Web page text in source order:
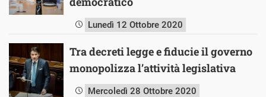
Lunedì 12 Ottobre 2020
Tra decreti legge e fiducie il governo
monopolizza l’attività legislativa
Mercoledì 28 Ottobre 2020